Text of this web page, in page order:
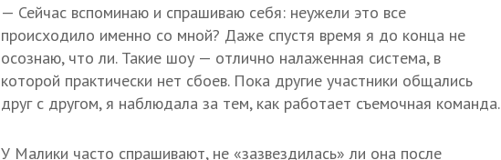
— Сейчас вспоминаю и спрашиваю себя: неужели это все
происходило именно со мной? Даже спустя время я до конца не
осознаю, что ли. Такие шоу — отлично налаженная система, в
которой практически нет сбоев. Пока другие участники общались
друг с другом, я наблюдала за тем, как работает съемочная команда.
У Малики часто спрашивают, не «зазвездилась» ли она после